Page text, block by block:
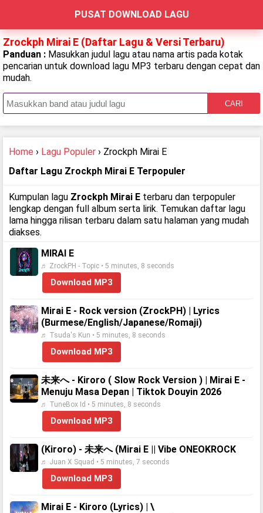
PUSAT DOWNLOAD LAGU
Zrockph Mirai E (Daftar Lagu & Versi Terbaru)
Panduan : Masukkan judul lagu atau nama artis pada kotak
pencarian untuk download lagu MP3 terbaru dengan cepat dan
mudah.
CARI
Home › Lagu Populer › Zrockph Mirai E
Daftar Lagu Zrockph Mirai E Terpopuler
Kumpulan lagu Zrockph Mirai E terbaru dan terpopuler
lengkap dengan full album serta lirik. Temukan daftar lagu
lama hingga rilisan terbaru dalam satu halaman yang mudah
diakses.
MIRAI E
♬ ZrockPH - Topic • 5 minutes, 8 seconds
Download MP3
Mirai E - Rock version (ZrockPH) | Lyrics
(Burmese/English/Japanese/Romaji)
♬ Tsuda's Kun • 5 minutes, 8 seconds
Download MP3
未来へ - Kiroro ( Slow Rock Version ) | Mirai E -
Menuju Masa Depan | Tiktok Douyin 2026
♬ TuneBox Id • 5 minutes, 8 seconds
Download MP3
(Kiroro) - 未来へ (Mirai E || Vibe ONEOKROCK
♬ Juan X Squad • 5 minutes, 7 seconds
Download MP3
Mirai E - Kiroro (Lyrics) | \